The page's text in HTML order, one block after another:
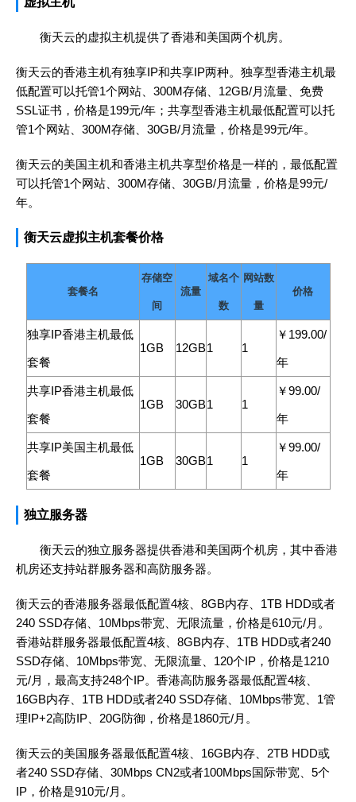
衡天云的虚拟主机提供了香港和美国两个机房。
衡天云的香港主机有独享IP和共享IP两种。独享型香港主机最
低配置可以托管1个网站、300M存储、12GB/月流量、免费
SSL证书，价格是199元/年；共享型香港主机最低配置可以托
管1个网站、300M存储、30GB/月流量，价格是99元/年。
衡天云的美国主机和香港主机共享型价格是一样的，最低配置
可以托管1个网站、300M存储、30GB/月流量，价格是99元/
年。
衡天云虚拟主机套餐价格
套餐名
存储空
间
流量
域名个
数
网站数
量
价格
独享IP香港主机最低
套餐
1GB 12GB1 1
￥199.00/
年
共享IP香港主机最低
套餐
1GB 30GB1 1
￥99.00/
年
共享IP美国主机最低
套餐
1GB 30GB1 1
￥99.00/
年
独立服务器
衡天云的独立服务器提供香港和美国两个机房，其中香港
机房还支持站群服务器和高防服务器。
衡天云的香港服务器最低配置4核、8GB内存、1TB HDD或者
240 SSD存储、10Mbps带宽、无限流量，价格是610元/月。
香港站群服务器最低配置4核、8GB内存、1TB HDD或者240
SSD存储、10Mbps带宽、无限流量、120个IP，价格是1210
元/月，最高支持248个IP。香港高防服务器最低配置4核、
16GB内存、1TB HDD或者240 SSD存储、10Mbps带宽、1管
理IP+2高防IP、20G防御，价格是1860元/月。
衡天云的美国服务器最低配置4核、16GB内存、2TB HDD或
者240 SSD存储、30Mbps CN2或者100Mbps国际带宽、5个
IP，价格是910元/月。